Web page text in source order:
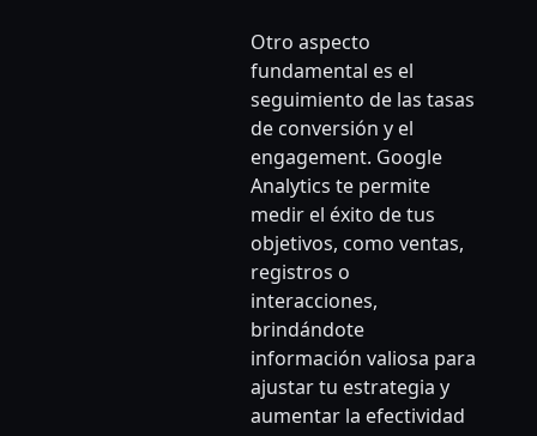
Otro aspecto
fundamental es el
seguimiento de las tasas
de conversión y el
engagement. Google
Analytics te permite
medir el éxito de tus
objetivos, como ventas,
registros o
interacciones,
brindándote
información valiosa para
ajustar tu estrategia y
aumentar la efectividad